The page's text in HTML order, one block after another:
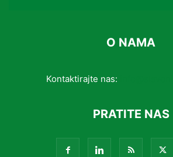
O NAMA
Kontaktirajte nas:
PRATITE NAS